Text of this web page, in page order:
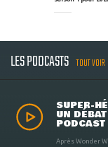
LES PODCASTS TOUT VOIR
SUPER-
UN
PODCAST
Après Wonder